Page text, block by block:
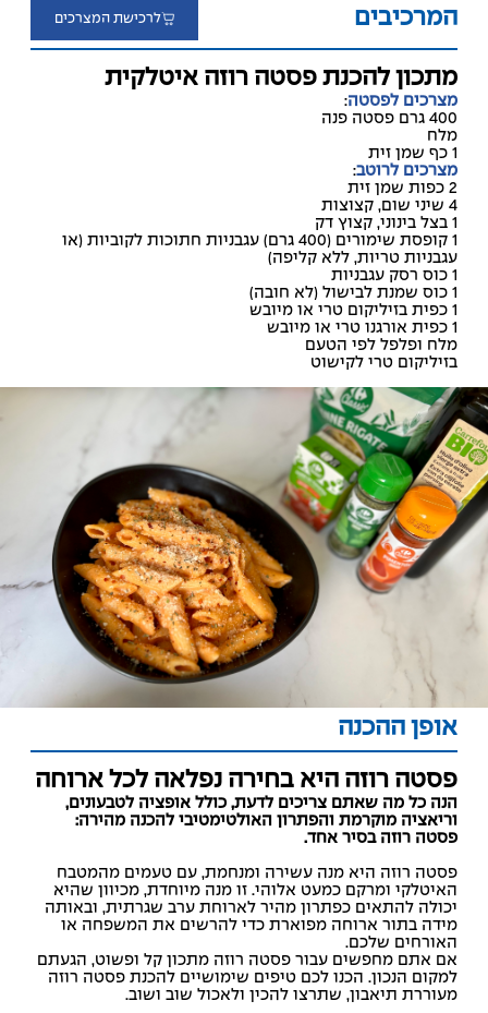
המרכיבים לרכישת המצרכים
מתכון להכנת פסטה רוזה איטלקית
מצרכים לפסטה:
400 גרם פסטה פנה
מלח
1 כף שמן זית
מצרכים לרוטב:
2 כפות שמן זית
4 שיני שום, קצוצות
1 בצל בינוני, קצוץ דק
1 קופסת שימורים (400 גרם) עגבניות חתוכות לקוביות (או
עגבניות טריות, ללא קליפה)
1 כוס רסק עגבניות
1 כוס שמנת לבישול (לא חובה)
1 כפית בזיליקום טרי או מיובש
1 כפית אורגנו טרי או מיובש
מלח ופלפל לפי הטעם
בזיליקום טרי לקישוט
אופן ההכנה
פסטה רוזה היא בחירה נפלאה לכל ארוחה
הנה כל מה שאתם צריכים לדעת, כולל אופציה לטבעונים,
וריאציה מוקרמת והפתרון האולטימטיבי להכנה מהירה:
פסטה רוזה בסיר אחד.
פסטה רוזה היא מנה עשירה ומנחמת, עם טעמים מהמטבח
האיטלקי ומרקם כמעט אלוהי. זו מנה מיוחדת, מכיוון שהיא
יכולה להתאים כפתרון מהיר לארוחת ערב שגרתית, ובאותה
מידה בתור ארוחה מפוארת כדי להרשים את המשפחה או
האורחים שלכם.
אם אתם מחפשים עבור פסטה רוזה מתכון קל ופשוט, הגעתם
למקום הנכון. הכנו לכם טיפים שימושיים להכנת פסטה רוזה
מעוררת תיאבון, שתרצו להכין ולאכול שוב ושוב.